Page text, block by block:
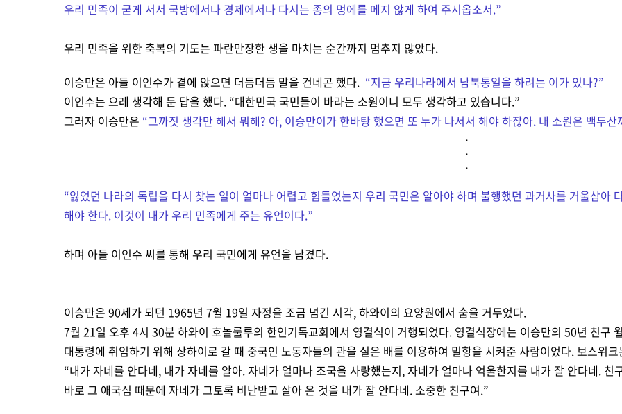
우리 민족이 굳게 서서 국방에서나 경제에서나 다시는 종의 멍에를 메지 않게 하여 주시옵소서.”
우리 민족을 위한 축복의 기도는 파란만장한 생을 마치는 순간까지 멈추지 않았다.
이승만은 아들 이인수가 곁에 앉으면 더듬더듬 말을 건네곤 했다. “지금 우리나라에서 남북통일을 하려는 이가 있나?”
이인수는 으레 생각해 둔 답을 했다. “대한민국 국민들이 바라는 소원이니 모두 생각하고 있습니다.”
그러자 이승만은 “그까짓 생각만 해서 뭐해? 아, 이승만이가 한바탕 했으면 또 누가 나서서 해야 하잖아. 내 소원은 백두
.
.
.
“잃었던 나라의 독립을 다시 찾는 일이 얼마나 어렵고 힘들었는지 우리 국민은 알아야 하며 불행했던 과거사를 거울삼아
해야 한다. 이것이 내가 우리 민족에게 주는 유언이다.”
하며 아들 이인수 씨를 통해 우리 국민에게 유언을 남겼다.
이승만은 90세가 되던 1965년 7월 19일 자정을 조금 넘긴 시각, 하와이의 요양원에서 숨을 거두었다.
7월 21일 오후 4시 30분 하와이 호놀룰루의 한인기독교회에서 영결식이 거행되었다. 영결식장에는 이승만의 50년 친구
대통령에 취임하기 위해 상하이로 갈 때 중국인 노동자들의 관을 실은 배를 이용하여 밀항을 시켜준 사람이었다. 보스위
“내가 자네를 안다네, 내가 자네를 알아. 자네가 얼마나 조국을 사랑했는지, 자네가 얼마나 억울한지를 내가 잘 안다네.
바로 그 애국심 때문에 자네가 그토록 비난받고 살아 온 것을 내가 잘 안다네. 소중한 친구여.”